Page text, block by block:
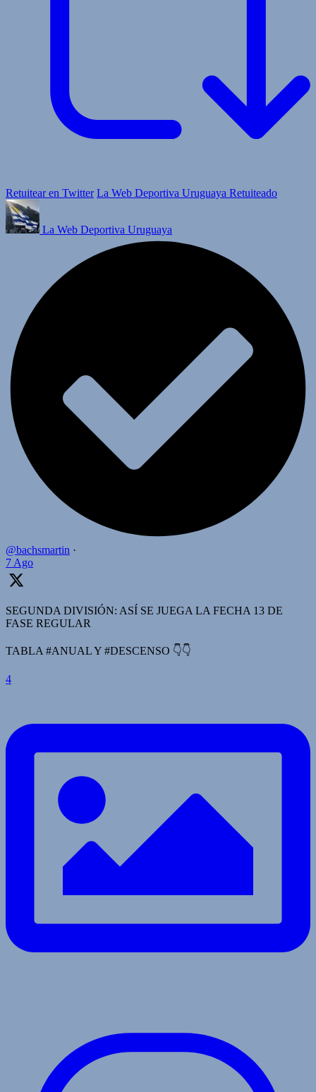
Retuitear en Twitter La Web Deportiva Uruguaya Retuiteado
La Web Deportiva Uruguaya
@bachsmartin ·
7 Ago
SEGUNDA DIVISIÓN: ASÍ SE JUEGA LA FECHA 13 DE
FASE REGULAR
TABLA #ANUAL Y #DESCENSO 👇👇
4